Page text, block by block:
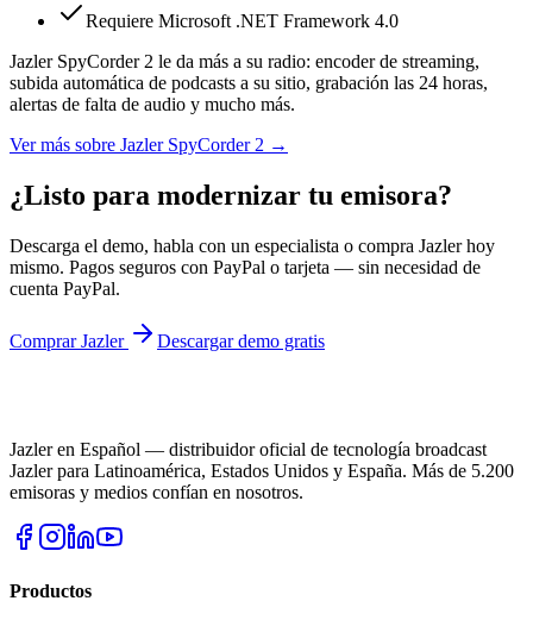
Requiere Microsoft .NET Framework 4.0
Jazler SpyCorder 2 le da más a su radio: encoder de streaming,
subida automática de podcasts a su sitio, grabación las 24 horas,
alertas de falta de audio y mucho más.
Ver más sobre Jazler SpyCorder 2 →
¿Listo para modernizar tu emisora?
Descarga el demo, habla con un especialista o compra Jazler hoy
mismo. Pagos seguros con PayPal o tarjeta — sin necesidad de
cuenta PayPal.
Comprar Jazler Descargar demo gratis
Jazler en Español — distribuidor oficial de tecnología broadcast
Jazler para Latinoamérica, Estados Unidos y España. Más de 5.200
emisoras y medios confían en nosotros.
Productos